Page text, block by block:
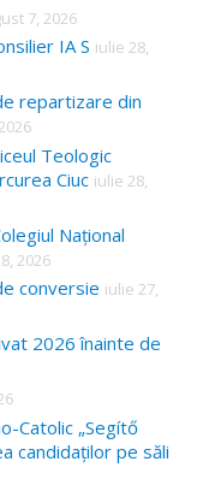
7, 2026
IA S iulie 28,
repartizare din
Teologic
Ciuc iulie 28,
Național
2026
conversie iulie 27,
2026 înainte de
Catolic „Segítő
candidaților pe săli